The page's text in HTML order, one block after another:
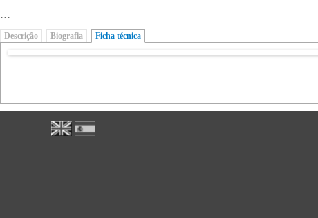
...
Descrição Biografia Ficha técnica